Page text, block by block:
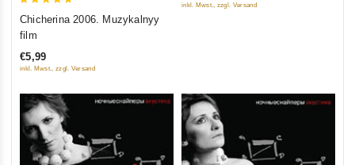
Chicherina 2006. Muzykalnyy
film
€5,99
inkl. Mwst., zzgl. Versand
inkl. Mwst., zzgl. Versand